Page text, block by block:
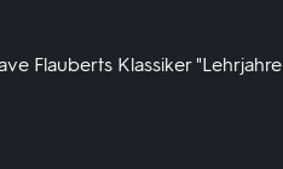
Flauberts Klassiker "Lehrjahre